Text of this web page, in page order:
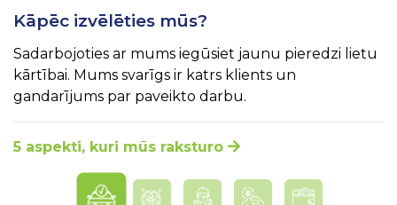
Kāpēc izvēlēties mūs?
Sadarbojoties ar mums iegūsiet jaunu pieredzi lietu
kārtībai. Mums svarīgs ir katrs klients un
gandarījums par paveikto darbu.
5 aspekti, kuri mūs raksturo